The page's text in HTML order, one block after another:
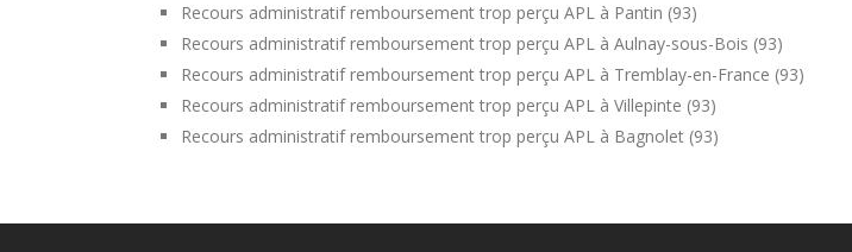
Recours administratif remboursement trop perçu APL à Pantin (93)
Recours administratif remboursement trop perçu APL à Aulnay-sous-Bois (93)
Recours administratif remboursement trop perçu APL à Tremblay-en-France (93)
Recours administratif remboursement trop perçu APL à Villepinte (93)
Recours administratif remboursement trop perçu APL à Bagnolet (93)